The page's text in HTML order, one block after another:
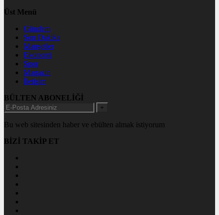
Üst Menü
Gündem
Son Dakika
Manşetler
Ekonomi
Spor
Magazin
İletişim
BÜLTEN ABONELİĞİ
+
Bu web sitesinden haber ve ebülten almak istiyorum
BİZİ TAKİP ET